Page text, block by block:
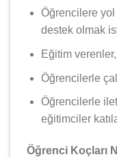
Öğrencilere yol
destek olmak
Eğitim verenler,
Öğrencilerle
Öğrencilerle
eğitimciler
Öğrenci Koçları